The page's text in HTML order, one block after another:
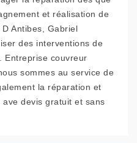
et réalisation de
Antibes, Gabriel
des interventions de
Entreprise couvreur
sommes au service de
la réparation et
devis gratuit et sans